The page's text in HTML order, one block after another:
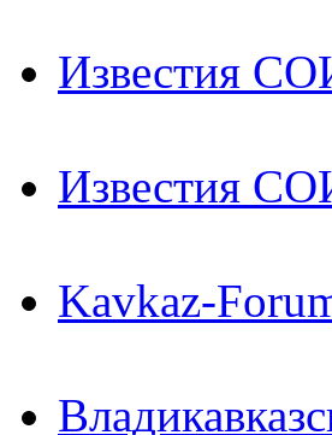
Известия
Известия
Kavkaz-